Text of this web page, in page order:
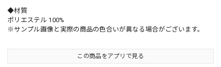
◆材質
ポリエステル 100%
※サンプル画像と実際の商品の色合いが異なる場合がございます。
この商品をアプリで見る